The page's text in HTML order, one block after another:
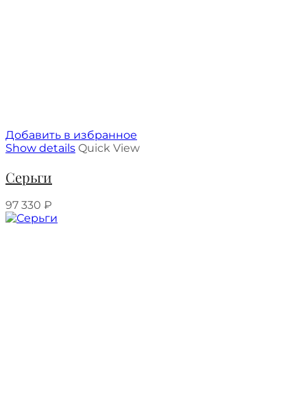
Добавить в избранное
Show details Quick View
Серьги
97 330 ₽